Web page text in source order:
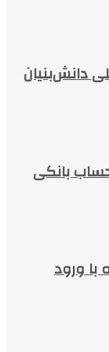
ملی دانش‌بنیان
حساب بانکی
با ورود